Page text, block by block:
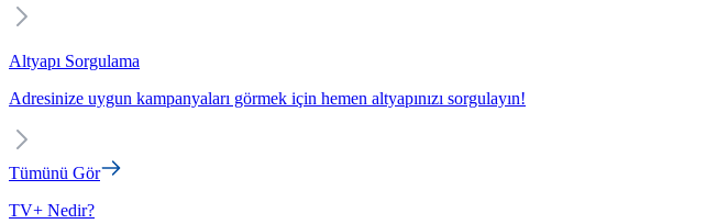
Altyapı Sorgulama
Adresinize uygun kampanyaları görmek için hemen altyapınızı sorgulayın!
Tümünü Gör
TV+ Nedir?